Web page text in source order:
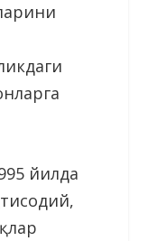
йилда